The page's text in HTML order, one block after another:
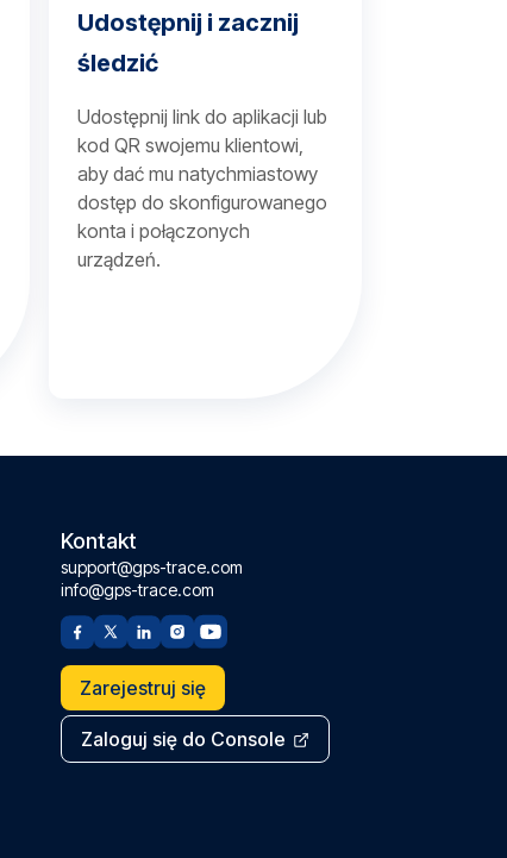
Udostępnij i zacznij
śledzić
Udostępnij link do aplikacji lub
kod QR swojemu klientowi,
aby dać mu natychmiastowy
dostęp do skonfigurowanego
konta i połączonych
urządzeń.
Kontakt
support@gps-trace.com
info@gps-trace.com
Zarejestruj się
Zaloguj się do Console